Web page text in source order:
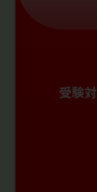
受験